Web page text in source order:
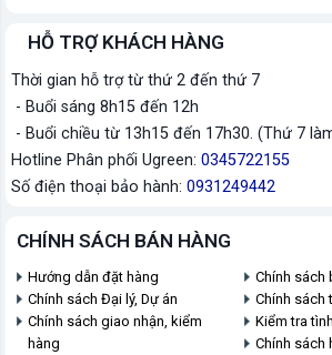
HỖ TRỢ KHÁCH HÀNG
Thời gian hỗ trợ từ thứ 2 đến thứ 7
- Buổi sáng 8h15 đến 12h
- Buổi chiều từ 13h15 đến 17h30. (Thứ 7
Hotline Phân phối Ugreen: 0345722155
Số điện thoại bảo hành: 0931249442
CHÍNH SÁCH BÁN HÀNG
Hướng dẫn đặt hàng
Chính sách
Chính sách Đại lý, Dự án
Chính sách
Chính sách giao nhận, kiểm
hàng
Kiểm tra
Chính sách